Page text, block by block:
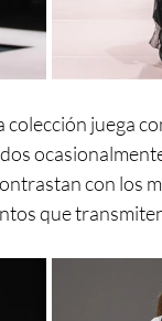
colección juega
con los
que